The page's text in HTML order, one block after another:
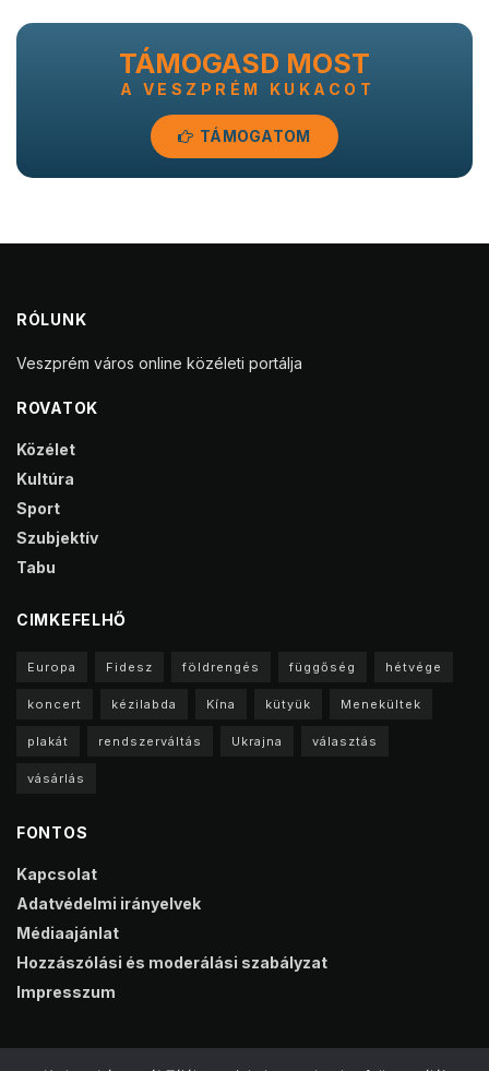
TÁMOGASD MOST
A VESZPRÉM KUKACOT
TÁMOGATOM
RÓLUNK
Veszprém város online közéleti portálja
ROVATOK
Közélet
Kultúra
Sport
Szubjektív
Tabu
CIMKEFELHŐ
Europa Fidesz földrengés függőség hétvége
koncert kézilabda Kína kütyük Menekültek
plakát rendszerváltás Ukrajna választás
vásárlás
FONTOS
Kapcsolat
Adatvédelmi irányelvek
Médiaajánlat
Hozzászólási és moderálási szabályzat
Impresszum